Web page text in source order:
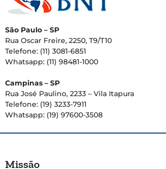
São Paulo – SP
Rua Oscar Freire, 2250, T9/T10
Telefone: (11) 3081-6851
Whatsapp: (11) 98481-1000
Campinas – SP
Rua José Paulino, 2233 – Vila Itapura
Telefone: (19) 3233-7911
Whatsapp: (19) 97600-3508
Missão